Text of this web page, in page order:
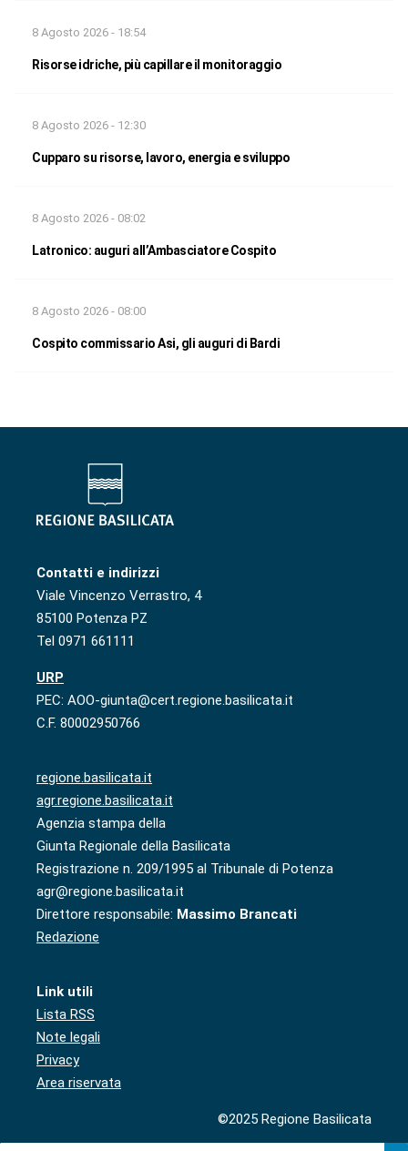
8 Agosto 2026 - 18:54
Risorse idriche, più capillare il monitoraggio
8 Agosto 2026 - 12:30
Cupparo su risorse, lavoro, energia e sviluppo
8 Agosto 2026 - 08:02
Latronico: auguri all’Ambasciatore Cospito
8 Agosto 2026 - 08:00
Cospito commissario Asi, gli auguri di Bardi
Contatti e indirizzi
Viale Vincenzo Verrastro, 4
85100 Potenza PZ
Tel 0971 661111
URP
PEC: AOO-giunta@cert.regione.basilicata.it
C.F. 80002950766
regione.basilicata.it
agr.regione.basilicata.it
Agenzia stampa della
Giunta Regionale della Basilicata
Registrazione n. 209/1995 al Tribunale di Potenza
agr@regione.basilicata.it
Direttore responsabile: Massimo Brancati
Redazione
Link utili
Lista RSS
Note legali
Privacy
Area riservata
©2025 Regione Basilicata